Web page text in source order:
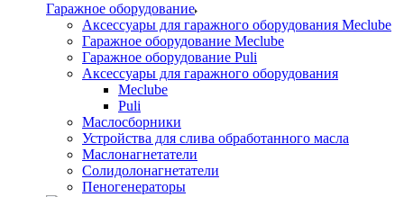
Гаражное оборудование
Аксессуары для гаражного оборудования Meclube
Гаражное оборудование Meclube
Гаражное оборудование Puli
Аксессуары для гаражного оборудования
Meclube
Puli
Маслосборники
Устройства для слива обработанного масла
Маслонагнетатели
Солидолонагнетатели
Пеногенераторы